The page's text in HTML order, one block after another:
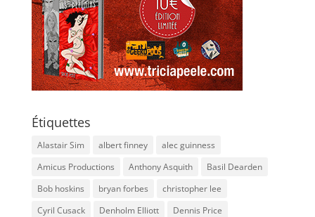
Étiquettes
Alastair Sim albert finney
alec guinness
Amicus Productions
Anthony Asquith
Basil Dearden
Bob hoskins
bryan forbes
christopher lee
Cyril Cusack
Denholm Elliott
Dennis Price